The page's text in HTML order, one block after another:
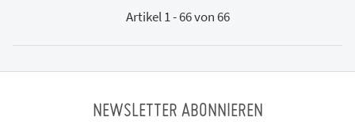
Artikel 1 - 66 von 66
NEWSLETTER ABONNIEREN